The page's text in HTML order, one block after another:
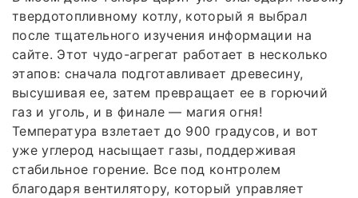
твердотопливному котлу, который я выбрал
после тщательного изучения информации на
сайте. Этот чудо-агрегат работает в несколько
этапов: сначала подготавливает древесину,
высушивая ее, затем превращает ее в горючий
газ и уголь, и в финале — магия огня!
Температура взлетает до 900 градусов, и вот
уже углерод насыщает газы, поддерживая
стабильное горение. Все под контролем
благодаря вентилятору, который управляет